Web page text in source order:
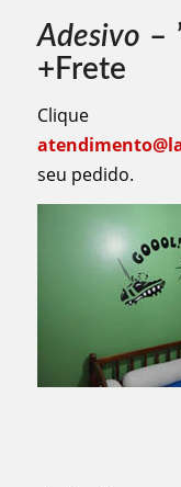
Adesivo –
+Frete
seu pedido.